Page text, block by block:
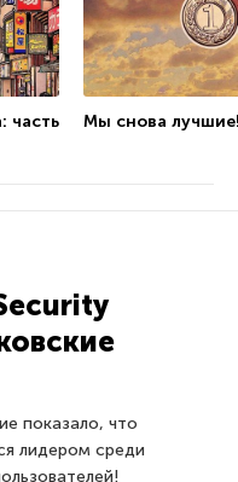
часть
Мы снова
показало, что
лидером среди